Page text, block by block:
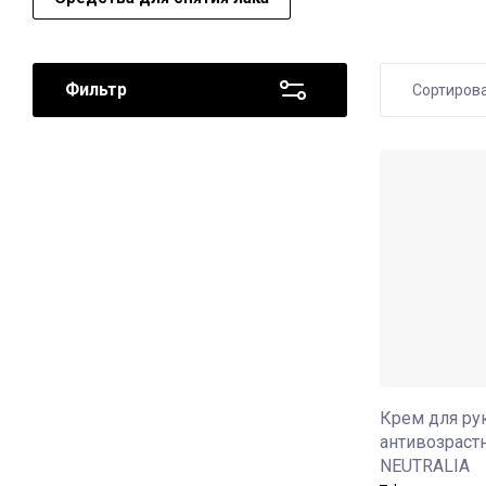
Лосьоны
Фильтр
Крем для
NEUTRALIA